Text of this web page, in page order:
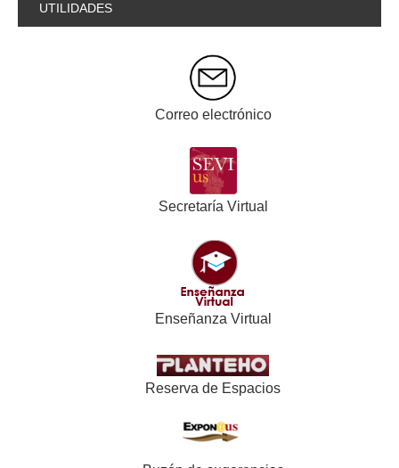
UTILIDADES
Correo electrónico
Secretaría Virtual
Enseñanza Virtual
Reserva de Espacios